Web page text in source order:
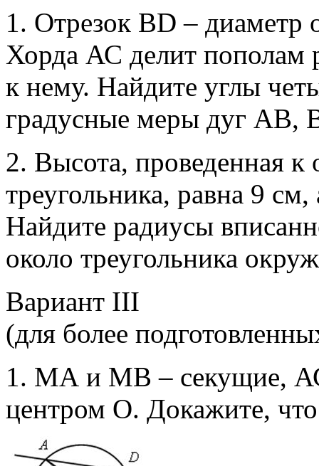
1. Отрезок ВD – диаметр
Хорда АС делит пополам
к нему. Найдите углы
градусные меры дуг
2. Высота, проведенная к
треугольника, равна 9
Найдите радиусы
около треугольника
Вариант III
(для более
1. МА и МВ – секущие,
центром О. Докажите,